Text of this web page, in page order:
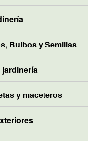
Bulbos y Semillas
jardinería
y maceteros